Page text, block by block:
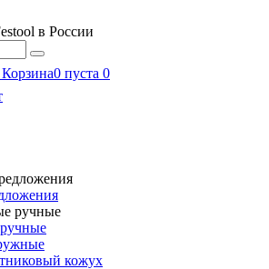
в России
Корзина0 пуста 0
кожух